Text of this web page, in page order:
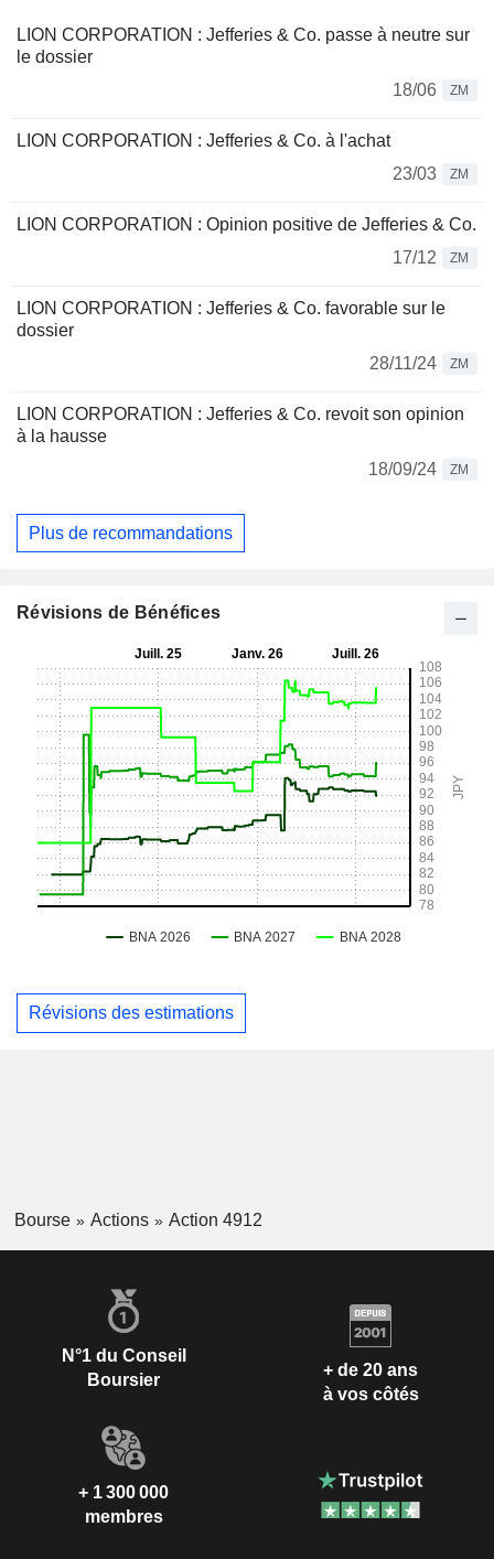
LION CORPORATION : Jefferies & Co. passe à neutre sur
le dossier
18/06
ZM
LION CORPORATION : Jefferies & Co. à l'achat
23/03
ZM
LION CORPORATION : Opinion positive de Jefferies & Co.
17/12
ZM
LION CORPORATION : Jefferies & Co. favorable sur le
dossier
28/11/24
ZM
LION CORPORATION : Jefferies & Co. revoit son opinion
à la hausse
18/09/24
ZM
Plus de recommandations
Révisions de Bénéfices
Révisions des estimations
Bourse Actions Action 4912
N°1 du Conseil
Boursier
+ de 20 ans
à vos côtés
+ 1 300 000
membres